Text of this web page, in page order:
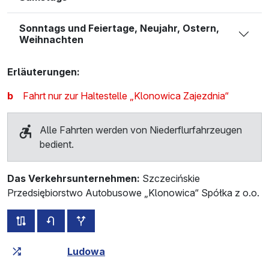
Sonntags und Feiertage, Neujahr, Ostern,
Weihnachten
Erläuterungen:
b
Fahrt nur zur Haltestelle „Klonowica Zajezdnia“
Alle Fahrten werden von Niederflurfahrzeugen
bedient.
Das Verkehrsunternehmen: Szczecińskie
Przedsiębiorstwo Autobusowe „Klonowica“ Spółka z o.o.
alle Strecken dieser Linie
Fahrplan für die Gegenrichtung
Fahrtzeit zunehmend
Ludowa